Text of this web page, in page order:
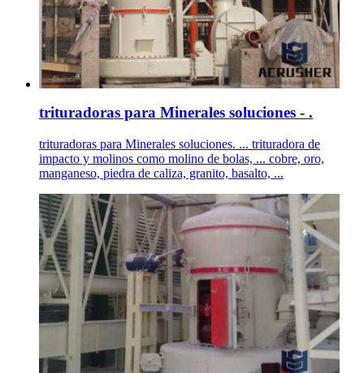
trituradoras para Minerales soluciones - .
trituradoras para Minerales soluciones. ... trituradora de
impacto y molinos como molino de bolas, ... cobre, oro,
manganeso, piedra de caliza, granito, basalto, ...